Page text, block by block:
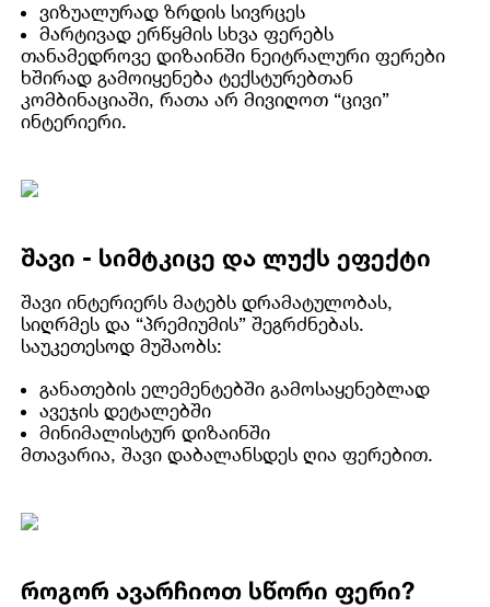
ვიზუალურად ზრდის სივრცეს
მარტივად ერწყმის სხვა ფერებს
თანამედროვე დიზაინში ნეიტრალური ფერები
ხშირად გამოიყენება ტექსტურებთან
კომბინაციაში, რათა არ მივიღოთ “ცივი”
ინტერიერი.
შავი - სიმტკიცე და ლუქს ეფექტი
შავი ინტერიერს მატებს დრამატულობას,
სიღრმეს და “პრემიუმის” შეგრძნებას.
საუკეთესოდ მუშაობს:
განათების ელემენტებში გამოსაყენებლად
ავეჯის დეტალებში
მინიმალისტურ დიზაინში
მთავარია, შავი დაბალანსდეს ღია ფერებით.
როგორ ავარჩიოთ სწორი ფერი?